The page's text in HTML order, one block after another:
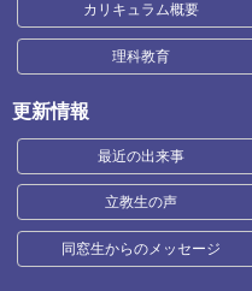
カリキュラム概要
理科教育
更新情報
最近の出来事
立教生の声
同窓生からのメッセージ